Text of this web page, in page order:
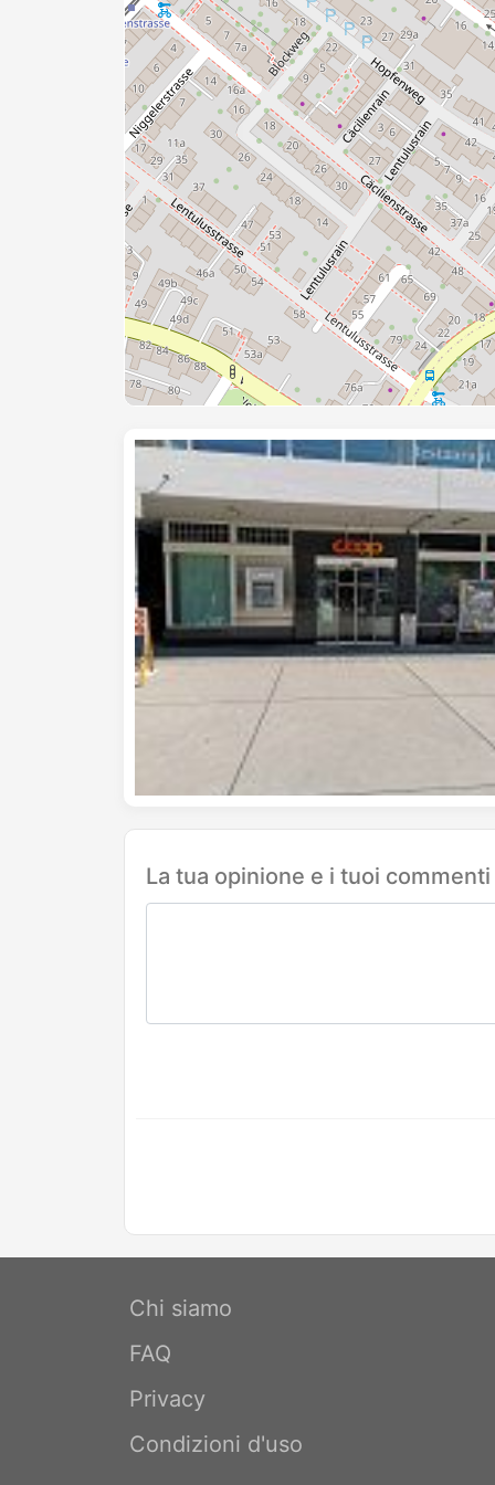
La tua opinione e i tuoi
Chi siamo
FAQ
Privacy
Condizioni d'uso